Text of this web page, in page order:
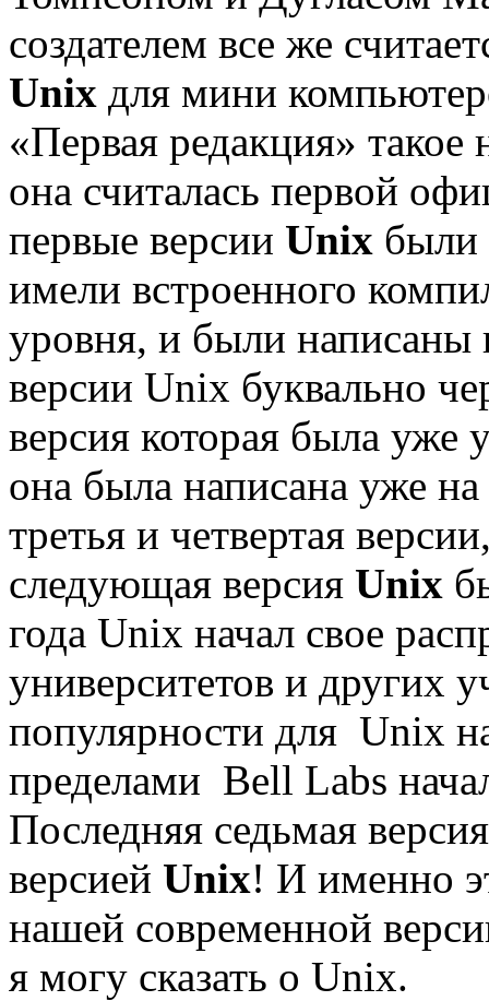
создателем все же
Unix для мини
«Первая редакция» такое
она считалась первой
первые версии Unix были
имели встроенного
уровня, и были написаны
версии Unix буквально
версия которая была уже
она была написана уже
третья и четвертая
следующая версия Unix
года Unix начал свое
университетов и других
популярности для Unix
пределами Bell Labs
Последняя седьмая
версией Unix! И именно
нашей современной
я могу сказать о Unix.